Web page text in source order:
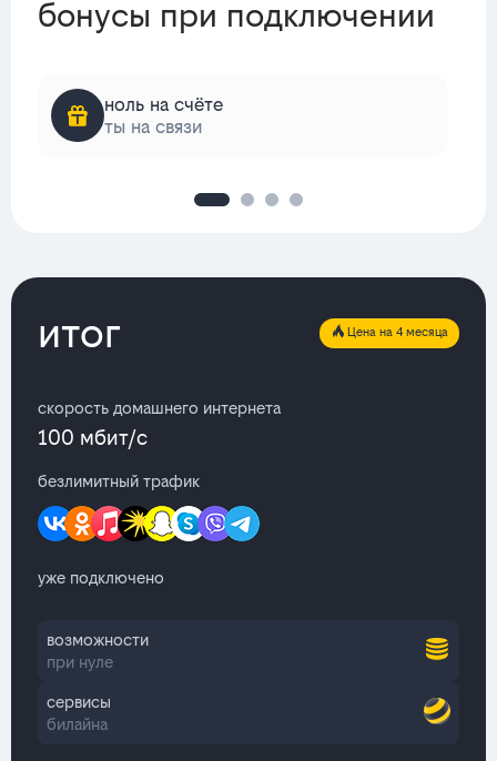
бонусы при подключении
ноль на счёте
ты на связи
итог Цена на 4 месяца
скорость домашнего интернета
100 мбит/с
безлимитный трафик
уже подключено
возможности
при нуле
сервисы
билайна